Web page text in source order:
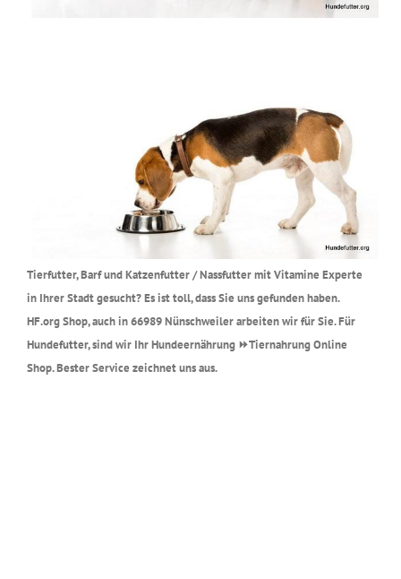
Tierfutter, Barf und Katzenfutter / Nassfutter mit Vitamine Experte
in Ihrer Stadt gesucht? Es ist toll, dass Sie uns gefunden haben.
HF.org Shop, auch in 66989 Nünschweiler arbeiten wir für Sie. Für
Hundefutter, sind wir Ihr Hundeernährung ⏩Tiernahrung Online
Shop. Bester Service zeichnet uns aus.